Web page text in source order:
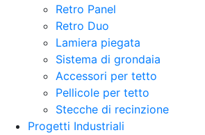
Retro Panel
Retro Duo
Lamiera piegata
Sistema di grondaia
Accessori per tetto
Pellicole per tetto
Stecche di recinzione
Progetti Industriali